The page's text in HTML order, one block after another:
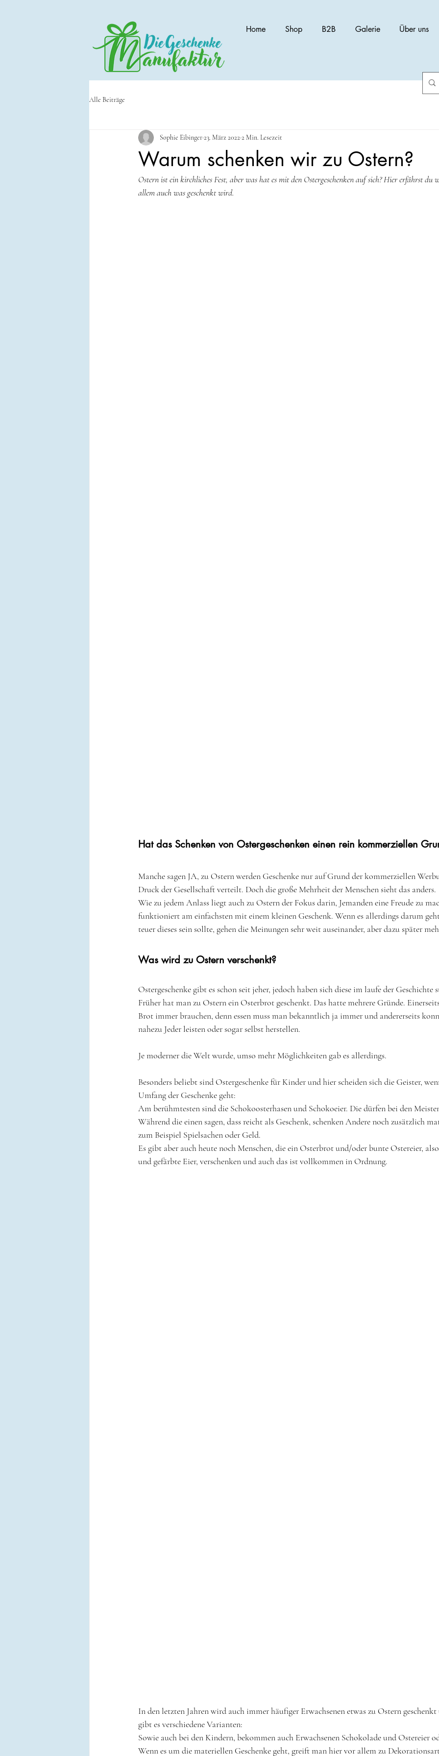
Home Shop B2B Galerie Über uns
Alle Beiträge
Warum schenken wir zu Ostern?
Sophie Eibinger23. März 2022 2 Min. Lesezeit
Ostern ist ein kirchliches Fest, aber was hat es mit den Ostergeschenken auf sich? Hier erfährst du
allem auch was geschenkt wird.
Hat das Schenken von Ostergeschenken einen rein kommerziellen
Manche sagen JA, zu Ostern werden Geschenke nur auf Grund der kommerziellen
Druck der Gesellschaft verteilt. Doch die große Mehrheit der Menschen sieht das anders.
Wie zu jedem Anlass liegt auch zu Ostern der Fokus darin, Jemanden eine Freude zu
funktioniert am einfachsten mit einem kleinen Geschenk. Wenn es allerdings darum
teuer dieses sein sollte, gehen die Meinungen sehr weit auseinander, aber dazu später
Was wird zu Ostern verschenkt?
Ostergeschenke gibt es schon seit jeher, jedoch haben sich diese im laufe der Geschichte
Früher hat man zu Ostern ein Osterbrot geschenkt. Das hatte mehrere Gründe.
Brot immer brauchen, denn essen muss man bekanntlich ja immer und andererseits
nahezu Jeder leisten oder sogar selbst herstellen.
Je moderner die Welt wurde, umso mehr Möglichkeiten gab es allerdings.
Besonders beliebt sind Ostergeschenke für Kinder und hier scheiden sich die Geister,
Umfang der Geschenke geht:
Am berühmtesten sind die Schokoosterhasen und Schokoeier. Die dürfen bei den
Während die einen sagen, dass reicht als Geschenk, schenken Andere noch zusätzlich
zum Beispiel Spielsachen oder Geld.
Es gibt aber auch heute noch Menschen, die ein Osterbrot und/oder bunte Ostereier,
und gefärbte Eier, verschenken und auch das ist vollkommen in Ordnung.
In den letzten Jahren wird auch immer häufiger Erwachsenen etwas zu Ostern
gibt es verschiedene Varianten:
Sowie auch bei den Kindern, bekommen auch Erwachsenen Schokolade und Ostereier
Wenn es um die materiellen Geschenke geht, greift man hier vor allem zu